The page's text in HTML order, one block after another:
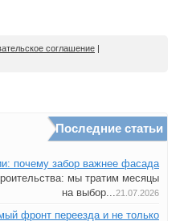
соглашение |
Последние статьи
почему забор важнее фасада
мы тратим месяцы
на выбор...21.07.2026
фронт переезда и не только